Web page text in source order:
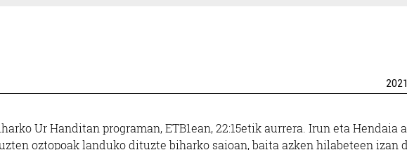
2021
Ur Handitan programan, ETB1ean, 22:15etik aurrera. Irun eta Hendaia
oztopoak landuko dituzte biharko saioan, baita azken hilabeteen izan